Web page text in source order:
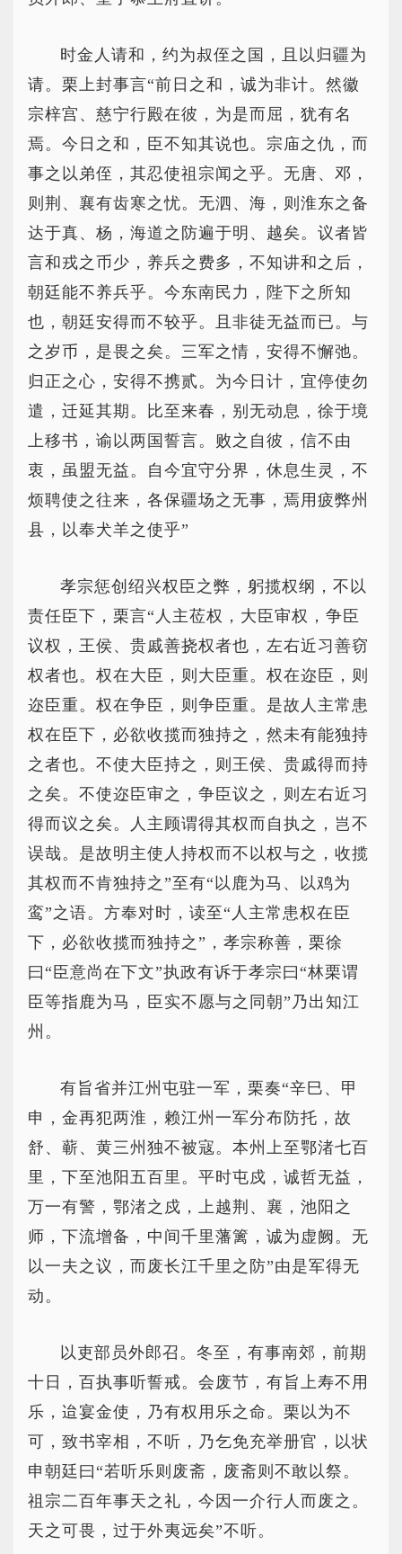
时金人请和，约为叔侄之国，且以归疆为
请。栗上封事言“前日之和，诚为非计。然徽
宗梓宫、慈宁行殿在彼，为是而屈，犹有名
焉。今日之和，臣不知其说也。宗庙之仇，而
事之以弟侄，其忍使祖宗闻之乎。无唐、邓，
则荆、襄有齿寒之忧。无泗、海，则淮东之备
达于真、杨，海道之防遍于明、越矣。议者皆
言和戎之币少，养兵之费多，不知讲和之后，
朝廷能不养兵乎。今东南民力，陛下之所知
也，朝廷安得而不较乎。且非徒无益而已。与
之岁币，是畏之矣。三军之情，安得不懈弛。
归正之心，安得不携贰。为今日计，宜停使勿
遣，迁延其期。比至来春，别无动息，徐于境
上移书，谕以两国誓言。败之自彼，信不由
衷，虽盟无益。自今宜守分界，休息生灵，不
烦聘使之往来，各保疆场之无事，焉用疲弊州
县，以奉犬羊之使乎”
孝宗惩创绍兴权臣之弊，躬揽权纲，不以
责任臣下，栗言“人主莅权，大臣审权，争臣
议权，王侯、贵戚善挠权者也，左右近习善窃
权者也。权在大臣，则大臣重。权在迩臣，则
迩臣重。权在争臣，则争臣重。是故人主常患
权在臣下，必欲收揽而独持之，然未有能独持
之者也。不使大臣持之，则王侯、贵戚得而持
之矣。不使迩臣审之，争臣议之，则左右近习
得而议之矣。人主顾谓得其权而自执之，岂不
误哉。是故明主使人持权而不以权与之，收揽
其权而不肯独持之”至有“以鹿为马、以鸡为
鸾”之语。方奉对时，读至“人主常患权在臣
下，必欲收揽而独持之”，孝宗称善，栗徐
曰“臣意尚在下文”执政有诉于孝宗曰“林栗谓
臣等指鹿为马，臣实不愿与之同朝”乃出知江
州。
有旨省并江州屯驻一军，栗奏“辛巳、甲
申，金再犯两淮，赖江州一军分布防托，故
舒、蕲、黄三州独不被寇。本州上至鄂渚七百
里，下至池阳五百里。平时屯戍，诚哲无益，
万一有警，鄂渚之戍，上越荆、襄，池阳之
师，下流增备，中间千里藩篱，诚为虚阙。无
以一夫之议，而废长江千里之防”由是军得无
动。
以吏部员外郎召。冬至，有事南郊，前期
十日，百执事听誓戒。会废节，有旨上寿不用
乐，迨宴金使，乃有权用乐之命。栗以为不
可，致书宰相，不听，乃乞免充举册官，以状
申朝廷曰“若听乐则废斋，废斋则不敢以祭。
祖宗二百年事天之礼，今因一介行人而废之。
天之可畏，过于外夷远矣”不听。